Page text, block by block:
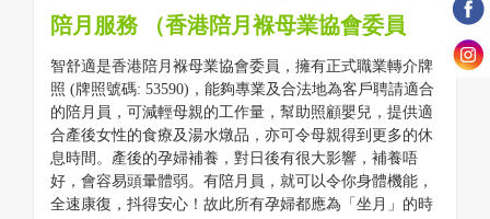
陪月服務 （香港陪月褓母業協會委員
智舒適是香港陪月褓母業協會委員，擁有正式職業轉介牌
照 (牌照號碼: 53590)，能夠專業及合法地為客戶聘請適合
的陪月員，可減輕母親的工作量，幫助照顧嬰兒，提供適
合產後女性的食療及湯水燉品，亦可令母親得到更多的休
息時間。產後的孕婦補養，對日後有很大影響，補養唔
好，會容易頭暈體弱。有陪月員，就可以令你身體機能，
全速康復，抖得安心！故此所有孕婦都應為「坐月」的時